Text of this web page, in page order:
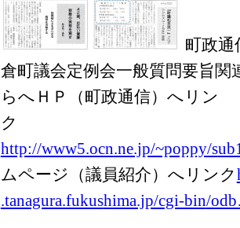
町政
倉町議会定例会一般質問要旨
らへＨＰ（町政通信）へリン
http://www5.ocn.ne.jp/~poppy/s
ムページ（議員紹介）へリンク
.tanagura.fukushima.jp/cgi-bin/